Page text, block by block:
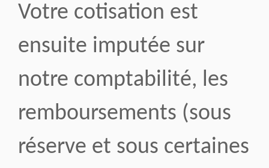
Votre cotisation est
ensuite imputée sur
notre comptabilité, les
remboursements (sous
réserve et sous certaines